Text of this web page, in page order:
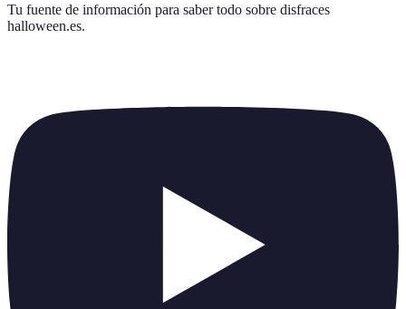
Tu fuente de información para saber todo sobre disfraces
halloween.es.